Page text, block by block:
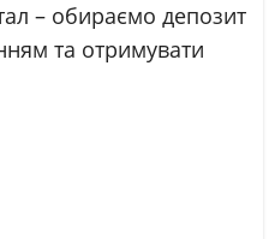
– обираємо депозит
та отримувати